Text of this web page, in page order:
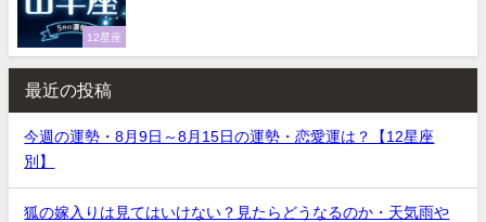
12星座
最近の投稿
今週の運勢・8月9日～8月15日の運勢・恋愛運は？【12星座
別】
狐の嫁入りは見てはいけない？見たらどうなるのか・天気雨や